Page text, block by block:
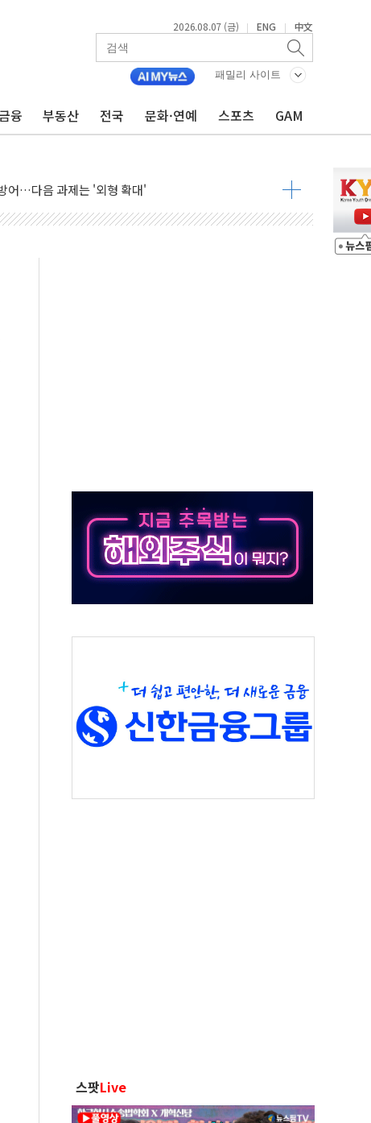
2026.08.07 (금) | ENG | 中文
패밀리 사이트
융 부동산 전국 문화·연예 스포츠 GAM
정명령 서명…출생시민권 제한 재시동
수품 부족설 일축 "막대한 무기 보유"
환 조짐에 전월세시장 '긴장'
환·재매수·다운사이징 '저울질'
우 5거래일 랠리 '마침표'
합의 막바지.."美와 직접 협상 없어"
차 회의…주택 공급 대책 막바지 조율할 듯
자회견·주요 정당 - 8월 7일
항 제한 추진…美 "통행 막을 권한 없어"
재회…로봇·AI 데이터센터·모빌리티 구체화
아이온큐·도어대시↑ VS 샌디스크·피그마·앱러빈↓
반대…상법·자본시장법 개정 논의"
차익실현 속 혼조세...웨스턴디지털·샌디스크↓
사에 긴급 안보 점검회의
스팟Live